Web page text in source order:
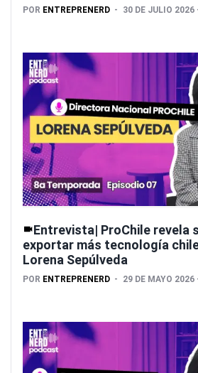
POR ENTREPRENERD 30 DE JULIO 2026
Entrevista| ProChile revela
exportar más tecnología
Lorena Sepúlveda
POR ENTREPRENERD 29 DE MAYO 2026